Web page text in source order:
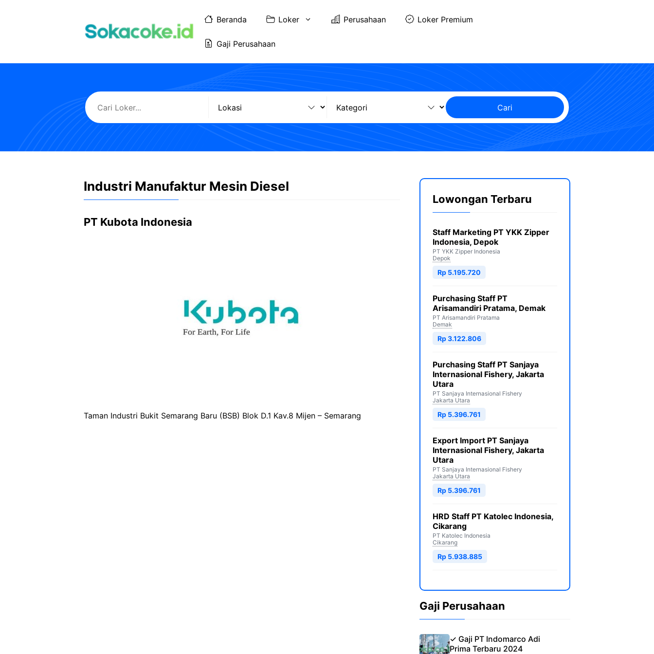
Beranda Loker Perusahaan Loker Premium
Gaji Perusahaan
Cari
Industri Manufaktur Mesin Diesel
PT Kubota Indonesia
Taman Industri Bukit Semarang Baru (BSB) Blok D.1 Kav.8 Mijen – Semarang
Lowongan Terbaru
Staff Marketing PT YKK Zipper
Indonesia, Depok
PT YKK Zipper Indonesia
Depok
Rp 5.195.720
Purchasing Staff PT
Arisamandiri Pratama, Demak
PT Arisamandiri Pratama
Demak
Rp 3.122.806
Purchasing Staff PT Sanjaya
Internasional Fishery, Jakarta
Utara
PT Sanjaya Internasional Fishery
Jakarta Utara
Rp 5.396.761
Export Import PT Sanjaya
Internasional Fishery, Jakarta
Utara
PT Sanjaya Internasional Fishery
Jakarta Utara
Rp 5.396.761
HRD Staff PT Katolec Indonesia,
Cikarang
PT Katolec Indonesia
Cikarang
Rp 5.938.885
Gaji Perusahaan
✓ Gaji PT Indomarco Adi
Prima Terbaru 2024